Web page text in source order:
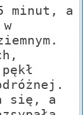
minut, a
się, a